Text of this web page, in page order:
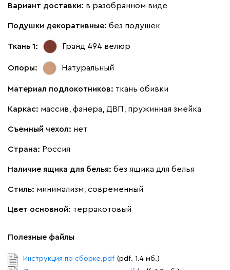
Вариант доставки: в разобранном виде
Подушки декоративные: без подушек
Ткань 1: Гранд 494 велюр
Опоры: Натуральный
Материал подлокотников: ткань обивки
Каркас: массив, фанера, ДВП, пружинная змейка
Съемный чехол: нет
Страна: Россия
Наличие ящика для белья: без ящика для белья
Стиль: минимализм, современный
Цвет основной: терракотовый
Полезные файлы
Инструкция по сборке.pdf (pdf. 1.4 мб.)